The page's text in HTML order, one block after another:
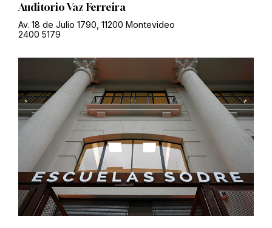
Auditorio Vaz Ferreira
Av. 18 de Julio 1790, 11200 Montevideo
2400 5179